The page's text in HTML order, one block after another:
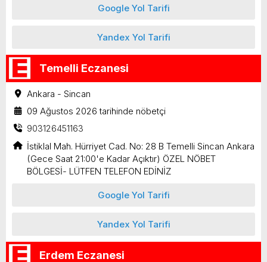
Google Yol Tarifi
Yandex Yol Tarifi
Temelli Eczanesi
Ankara - Sincan
09 Ağustos 2026 tarihinde nöbetçi
903126451163
İstiklal Mah. Hürriyet Cad. No: 28 B Temelli Sincan Ankara
(Gece Saat 21:00'e Kadar Açıktır) ÖZEL NÖBET
BÖLGESİ- LÜTFEN TELEFON EDİNİZ
Google Yol Tarifi
Yandex Yol Tarifi
Erdem Eczanesi